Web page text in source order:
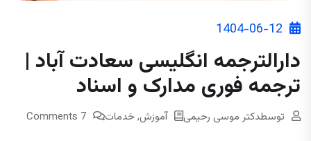
1404-06-12
دارالترجمه انگلیسی سعادت‌ آباد |
ترجمه فوری مدارک و اسناد
توسطدکتر موسی رحیمی آموزش,خدمات 7 Comments